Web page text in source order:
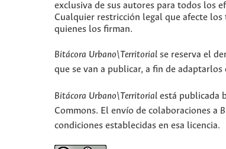
exclusiva de sus autores para todos los
Cualquier restricción legal que afecte
quienes los firman.
Bitácora Urbano\Territorial se reserva el
que se van a publicar, a fin de
Bitácora Urbano\Territorial está publicada
Commons. El envío de colaboraciones a
condiciones establecidas en esa licencia.